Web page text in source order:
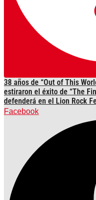
38 años de “Out of This
estiraron el éxito de “The
defenderá en el Lion Rock
Facebook